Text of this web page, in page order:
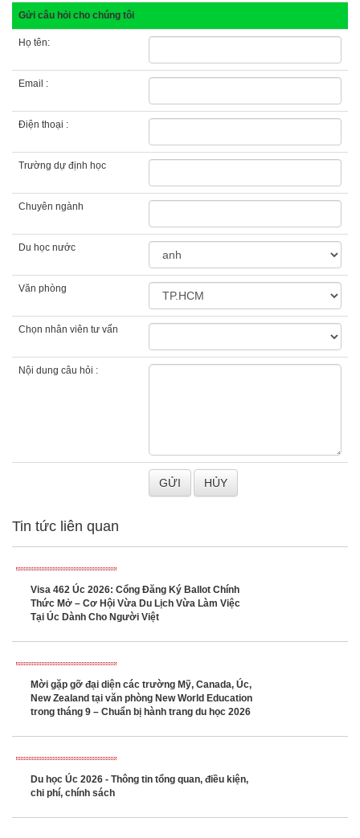
Gửi câu hỏi cho chúng tôi
Họ tên:
Email :
Điện thoại :
Trường dự định học
Chuyên ngành
Du học nước
Văn phòng
Chọn nhân viên tư vấn
Nội dung câu hỏi :
Tin tức liên quan
Visa 462 Úc 2026: Cổng Đăng Ký Ballot Chính
Thức Mở – Cơ Hội Vừa Du Lịch Vừa Làm Việc
Tại Úc Dành Cho Người Việt
Mời gặp gỡ đại diện các trường Mỹ, Canada, Úc,
New Zealand tại văn phòng New World Education
trong tháng 9 – Chuẩn bị hành trang du học 2026
Du học Úc 2026 - Thông tin tổng quan, điều kiện,
chi phí, chính sách